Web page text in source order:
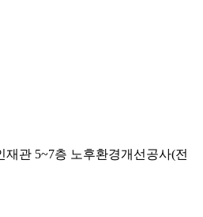
재관 5~7층 노후환경개선공사(전